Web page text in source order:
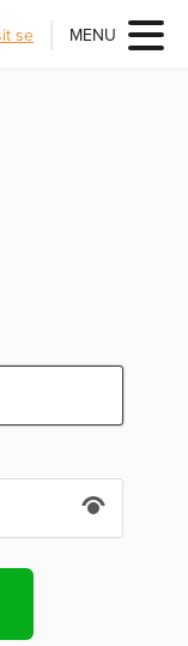
se MENU